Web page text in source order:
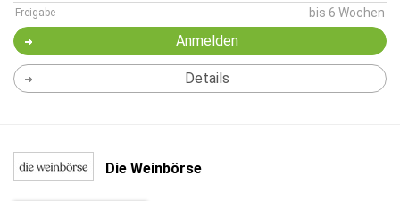
Freigabe bis 6 Wochen
Anmelden
Details
Die Weinbörse